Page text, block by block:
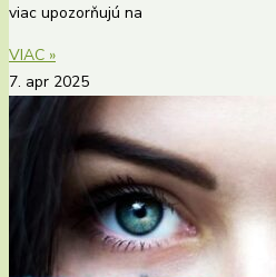
viac upozorňujú na
VIAC »
7. apr 2025